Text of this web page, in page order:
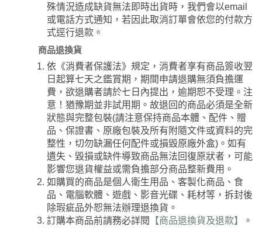
殊情況造成缺貨無法即時出貨時，我們會以email
或電話方式通知，若因此取消訂單會依您的付款方
式逕行退款。
商品退換貨
依《消費者保護法》規定，消費者享有商品簽收翌
日起算七天之鑑賞期，期間申請退購無須負擔運
費，欲退購者請於七日內提出，逾期恕不受理。注
意！猶豫期並非試用期。故退回的商品必須是全新
狀態與完整包裝(請注意保持商品本體、配件、贈
品、保證書、原廠包裝及所有附隨文件或資料的完
整性，切勿缺漏任何配件或損毀原廠外盒)。如有
遺失、毀損或缺件導致商品無法回復原狀者，可能
影響您退貨權益或需負擔部分商品整新費用。
如購買的商品是個人衛生用品、客製化商品、食
品、電腦軟體、遊戲、影音光碟、耗材等，拆封後
除瑕疵品外恕無法辦理退換貨。
訂購本商品前請務必詳閱
【商品退換貨及退款】 。